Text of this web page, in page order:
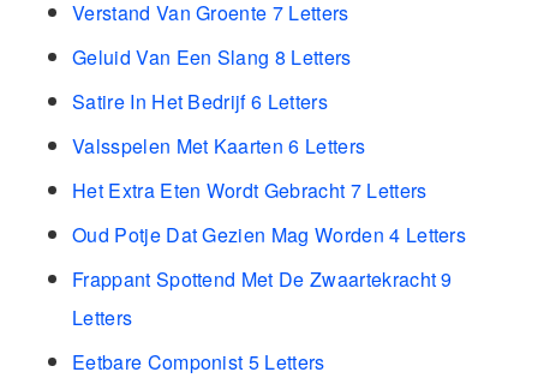
Verstand Van Groente 7 Letters
Geluid Van Een Slang 8 Letters
Satire In Het Bedrijf 6 Letters
Valsspelen Met Kaarten 6 Letters
Het Extra Eten Wordt Gebracht 7 Letters
Oud Potje Dat Gezien Mag Worden 4 Letters
Frappant Spottend Met De Zwaartekracht 9
Letters
Eetbare Componist 5 Letters